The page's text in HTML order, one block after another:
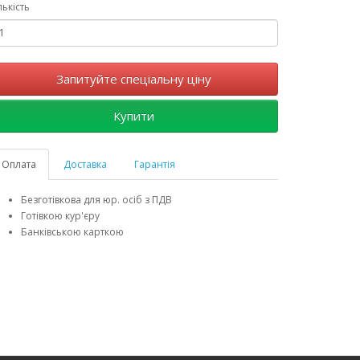
Запитуйте спеціальну ціну
Купити
Оплата Доставка Гарантія
Безготівкова для юр. осіб з ПДВ
Готівкою кур'єру
Банківською карткою